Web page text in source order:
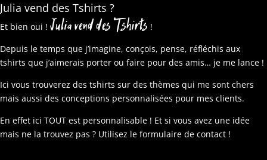
Julia vend des Tshirts ?
Et bien oui ! Julia vend des Tshirts !
Depuis le temps que j’imagine, conçois, pense, réfléchis aux
tshirts que j’aimerais porter ou faire pour des amis… je me lance !
Ici vous trouverez des tshirts sur des thèmes qui me sont chers
mais aussi des conceptions personnalisées pour mes clients.
En effet ici TOUT est personnalisable ! Et si vous avez une idée
mais ne la trouvez pas ? Utilisez le formulaire de contact !